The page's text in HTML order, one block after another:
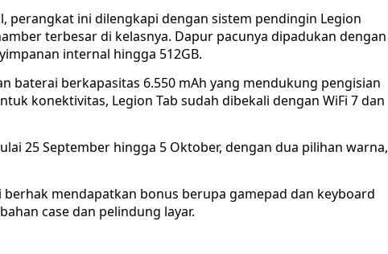
perangkat ini dilengkapi dengan sistem pendingin Legion
terbesar di kelasnya. Dapur pacunya dipadukan dengan
internal hingga 512GB.
baterai berkapasitas 6.550 mAh yang mendukung pengisian
konektivitas, Legion Tab sudah dibekali dengan WiFi 7 dan
25 September hingga 5 Oktober, dengan dua pilihan warna,
mendapatkan bonus berupa gamepad dan keyboard
case dan pelindung layar.